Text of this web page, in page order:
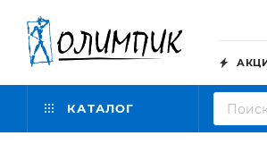
КАТАЛОГ